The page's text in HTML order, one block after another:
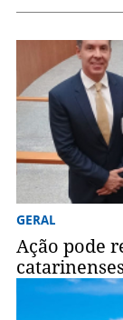
GERAL
Ação pode
catarinenses